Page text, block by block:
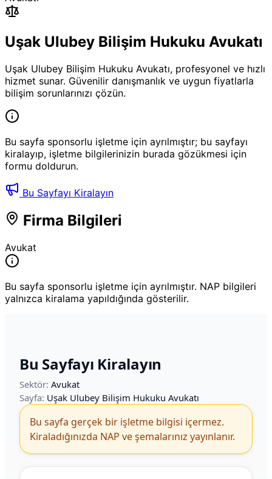
Uşak Ulubey Bilişim Hukuku Avukatı
Uşak Ulubey Bilişim Hukuku Avukatı, profesyonel ve hızlı
hizmet sunar. Güvenilir danışmanlık ve uygun fiyatlarla
bilişim sorunlarınızı çözün.
Bu sayfa sponsorlu işletme için ayrılmıştır; bu sayfayı
kiralayıp, işletme bilgilerinizin burada gözükmesi için
formu doldurun.
Bu Sayfayı Kiralayın
Firma Bilgileri
Avukat
Bu sayfa sponsorlu işletme için ayrılmıştır. NAP bilgileri
yalnızca kiralama yapıldığında gösterilir.
Bu Sayfayı Kiralayın
Sektör: Avukat
Sayfa: Uşak Ulubey Bilişim Hukuku Avukatı
Bu sayfa gerçek bir işletme bilgisi içermez.
Kiraladığınızda NAP ve şemalarınız yayınlanır.